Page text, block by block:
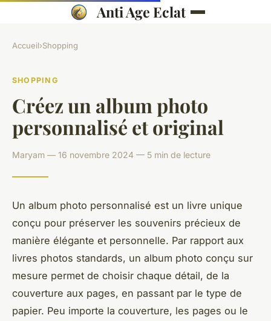
Anti Age Eclat
Accueil›Shopping
SHOPPING
Créez un album photo
personnalisé et original
Maryam — 16 novembre 2024 — 5 min de lecture
Un album photo personnalisé est un livre unique
conçu pour préserver les souvenirs précieux de
manière élégante et personnelle. Par rapport aux
livres photos standards, un album photo conçu sur
mesure permet de choisir chaque détail, de la
couverture aux pages, en passant par le type de
papier. Peu importe la couverture, les pages ou le